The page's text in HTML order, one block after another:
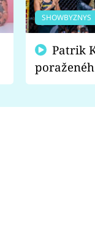
SHOWBYZNYS
fanoušci